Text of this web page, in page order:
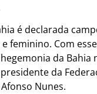
é declarada
feminino. Com
da Bahia
da
Nunes.